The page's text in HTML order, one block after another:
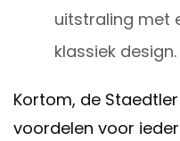
uitstraling met
klassiek design.
Kortom, de
voordelen voor